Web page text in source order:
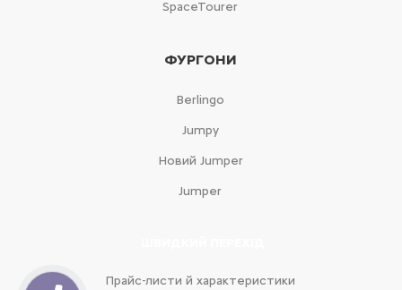
SpaceTourer
ФУРГОНИ
Berlingo
Jumpy
Новий Jumper
Jumper
Прайс-листи й характеристики